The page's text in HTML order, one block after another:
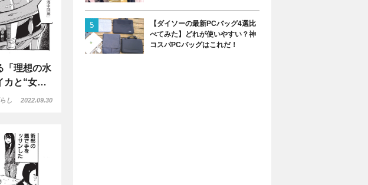
「理想の水
カと“女…
し 2022.09.30
【ダイソーの最新PCバッグ4選比
べてみた】どれが使いやすい？神
コスパPCバッグはこれだ！